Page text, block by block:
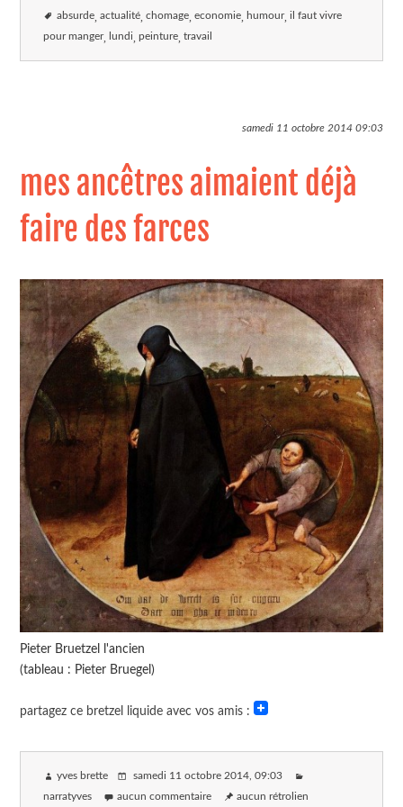
absurde actualité chomage economie humour il faut vivre
pour manger lundi peinture travail
samedi 11 octobre 201409:03
mes ancêtres aimaient déjà
faire des farces
Pieter Bruetzel l'ancien
(tableau : Pieter Bruegel)
partagez ce bretzel liquide avec vos amis :
yves brette samedi 11 octobre 2014, 09:03
narratyves aucun commentaire aucun rétrolien